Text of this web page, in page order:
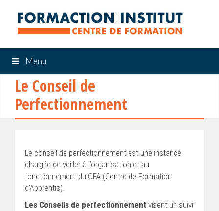
Menu
Le Conseil de
Perfectionnement
Le conseil de perfectionnement est une instance
chargée de veiller à l’organisation et au
fonctionnement du CFA (Centre de Formation
d’Apprentis).
Les Conseils de perfectionnement visent un suivi